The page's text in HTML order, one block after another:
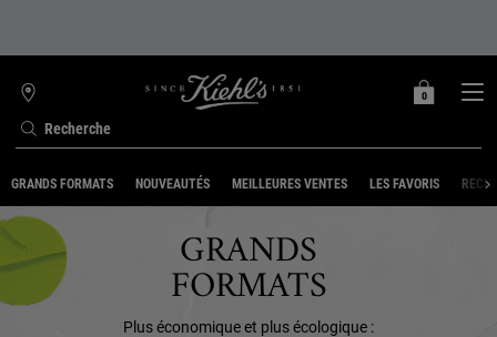
Recherche
TROUVER
UNE
BOUTIQUE
MON
0
0 PRODUIT
GRANDS FORMATS NOUVEAUTÉS MEILLEURES VENTES LES FAVORIS
GRANDS
FORMATS
Plus économique et plus écologique :